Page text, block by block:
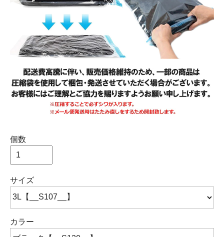
個数
サイズ
カラー